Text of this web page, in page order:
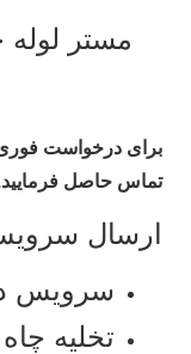
مستر لوله
تماس حاصل
ارسال
سرویس
تخلیه